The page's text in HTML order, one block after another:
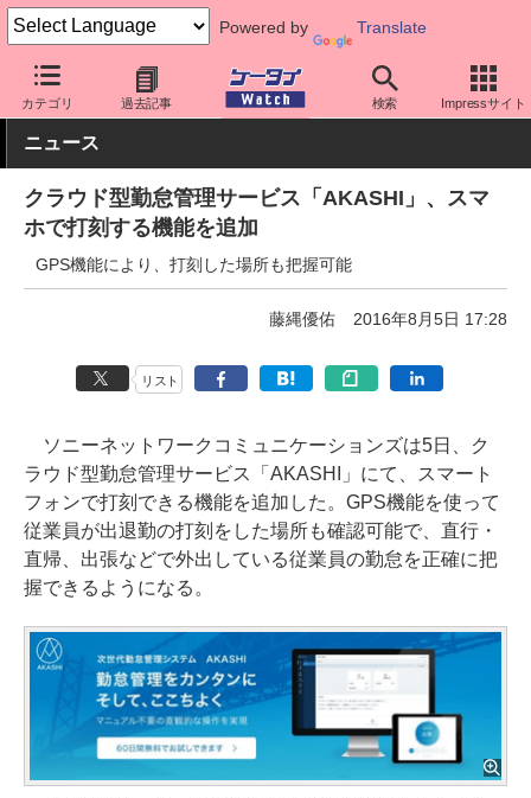
Powered by Translate
カテゴリ 過去記事 検索 Impressサイト
ケータイ Watch 法人向け サービス
ニュース
クラウド型勤怠管理サービス「AKASHI」、スマ
ホで打刻する機能を追加
GPS機能により、打刻した場所も把握可能
藤縄優佑 2016年8月5日 17:28
リスト
ソニーネットワークコミュニケーションズは5日、ク
ラウド型勤怠管理サービス「AKASHI」にて、スマート
フォンで打刻できる機能を追加した。GPS機能を使って
従業員が出退勤の打刻をした場所も確認可能で、直行・
直帰、出張などで外出している従業員の勤怠を正確に把
握できるようになる。